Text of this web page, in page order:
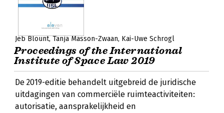
Jeb Blount Tanja Masson-Zwaan Kai-Uwe Schrogl
Proceedings of the International
Institute of Space Law 2019
De 2019-editie behandelt uitgebreid de juridische
uitdagingen van commerciële ruimteactiviteiten:
autorisatie, aansprakelijkheid en